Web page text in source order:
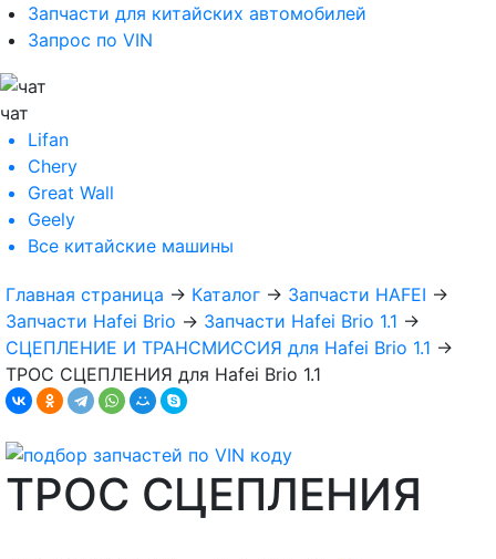
Запчасти для китайских автомобилей
Запрос по VIN
чат
Lifan
Chery
Great Wall
Geely
Все китайские машины
Главная страница → Каталог → Запчасти HAFEI →
Запчасти Hafei Brio → Запчасти Hafei Brio 1.1 →
СЦЕПЛЕНИЕ И ТРАНСМИССИЯ для Hafei Brio 1.1 →
ТРОС СЦЕПЛЕНИЯ для Hafei Brio 1.1
ТРОС СЦЕПЛЕНИЯ